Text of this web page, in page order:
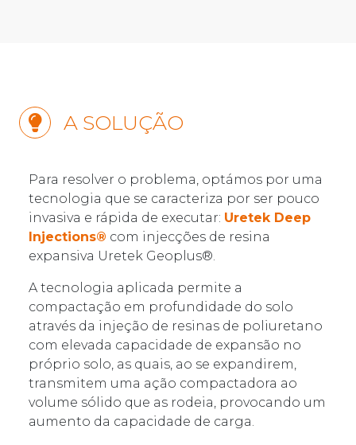
A SOLUÇÃO
Para resolver o problema, optámos por uma
tecnologia que se caracteriza por ser pouco
invasiva e rápida de executar: Uretek Deep
Injections® com injecções de resina
expansiva Uretek Geoplus®.
A tecnologia aplicada permite a
compactação em profundidade do solo
através da injeção de resinas de poliuretano
com elevada capacidade de expansão no
próprio solo, as quais, ao se expandirem,
transmitem uma ação compactadora ao
volume sólido que as rodeia, provocando um
aumento da capacidade de carga.